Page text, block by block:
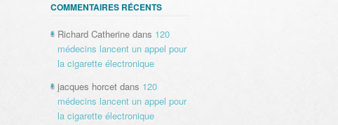
COMMENTAIRES RÉCENTS
Richard Catherinedans 120
médecins lancent un appel pour
la cigarette électronique
jacques horcetdans 120
médecins lancent un appel pour
la cigarette électronique